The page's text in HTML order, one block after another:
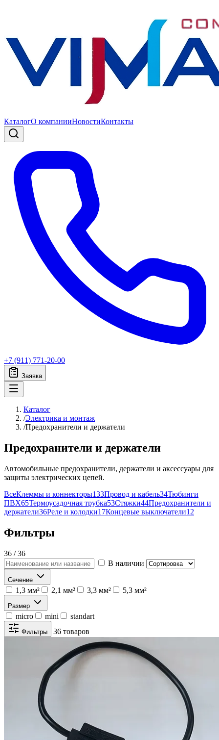
КаталогО компанииНовостиКонтакты
+7 (911) 771-20-00
Заявка
Каталог
/Электрика и монтаж
/Предохранители и держатели
Предохранители и держатели
Автомобильные предохранители, держатели и аксессуары для
защиты электрических цепей.
ВсеКлеммы и коннекторы133Провод и кабель34Тюбинги
ПВХ65Термоусадочная трубка53Стяжки44Предохранители и
держатели36Реле и колодки17Концевые выключатели12
Фильтры
36 / 36
В наличии
Сечение
1,3 мм² 2,1 мм² 3,3 мм² 5,3 мм²
Размер
micro mini standart
Фильтры 36 товаров